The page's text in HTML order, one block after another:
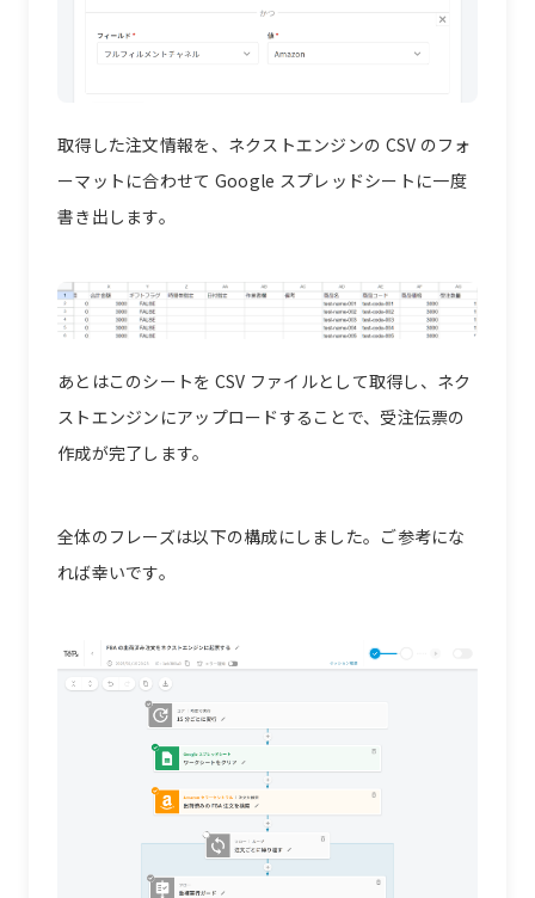
取得した注文情報を、ネクストエンジンの CSV のフォ
ーマットに合わせて Google スプレッドシートに一度
書き出します。
あとはこのシートを CSV ファイルとして取得し、ネク
ストエンジンにアップロードすることで、受注伝票の
作成が完了します。
全体のフレーズは以下の構成にしました。ご参考にな
れば幸いです。